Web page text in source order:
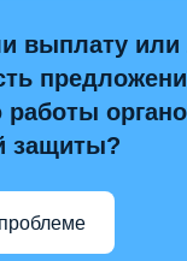
выплату или
защиты?